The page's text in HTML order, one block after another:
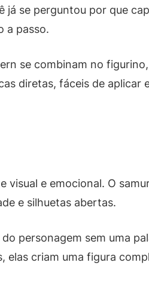
já se perguntou por que
a passo.
se combinam no
diretas, fáceis de aplicar
e emocional. O
e silhuetas abertas.
personagem sem uma
elas criam uma figura